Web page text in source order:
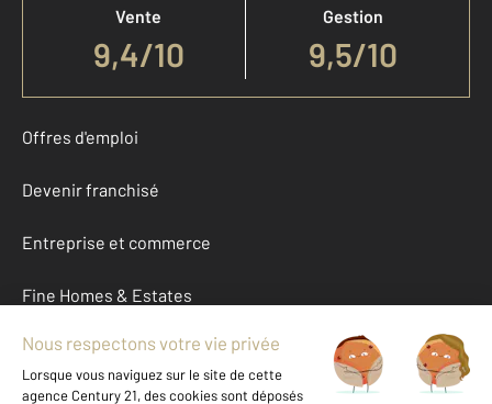
Vente
9,4/10
Gestion
9,5/10
Offres d'emploi
Devenir franchisé
Entreprise et commerce
Fine Homes & Estates
À propos